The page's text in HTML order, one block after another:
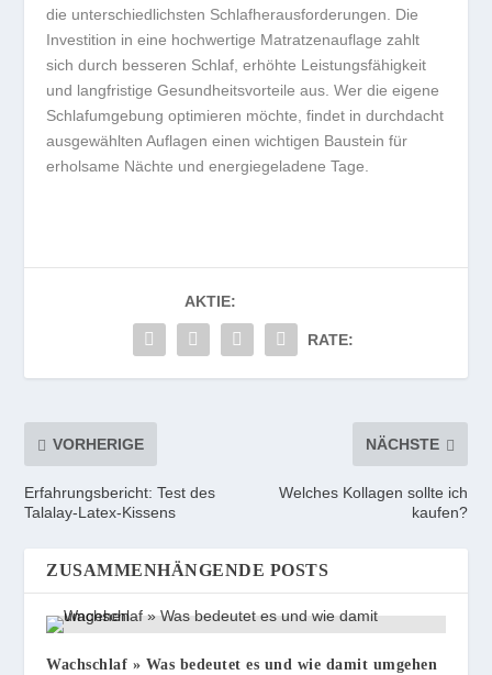
die unterschiedlichsten Schlafherausforderungen. Die
Investition in eine hochwertige Matratzenauflage zahlt
sich durch besseren Schlaf, erhöhte Leistungsfähigkeit
und langfristige Gesundheitsvorteile aus. Wer die eigene
Schlafumgebung optimieren möchte, findet in durchdacht
ausgewählten Auflagen einen wichtigen Baustein für
erholsame Nächte und energiegeladene Tage.
AKTIE:
RATE:
VORHERIGE
Erfahrungsbericht: Test des
Talalay-Latex-Kissens
NÄCHSTE
Welches Kollagen sollte ich
kaufen?
ZUSAMMENHÄNGENDE POSTS
Wachschlaf » Was bedeutet es und wie damit umgehen